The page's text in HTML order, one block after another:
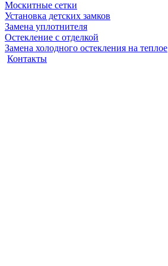
Москитные сетки
Установка детских замков
Замена уплотнителя
Остекление с отделкой
Замена холодного остекления на теплое
Контакты